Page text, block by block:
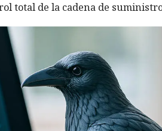
total de la cadena de